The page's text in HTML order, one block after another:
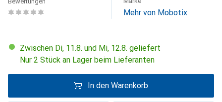
Mehr von Mobotix
Zwischen Di, 11.8. und Mi, 12.8. geliefert
Nur 2 Stück an Lager beim Lieferanten
In den Warenkorb